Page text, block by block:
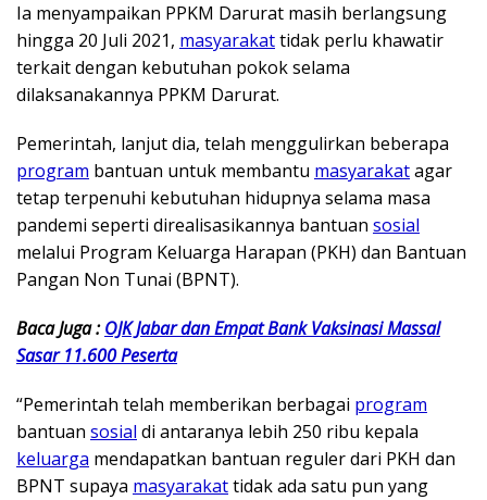
Ia menyampaikan PPKM Darurat masih berlangsung
hingga 20 Juli 2021, masyarakattidak perlu khawatir
terkait dengan kebutuhan pokok selama
dilaksanakannya PPKM Darurat.
Pemerintah, lanjut dia, telah menggulirkan beberapa
program bantuan untuk membantu masyarakatagar
tetap terpenuhi kebutuhan hidupnya selama masa
pandemi seperti direalisasikannya bantuan sosial
melalui Program Keluarga Harapan (PKH) dan Bantuan
Pangan Non Tunai (BPNT).
Baca Juga :OJK Jabar dan Empat Bank Vaksinasi Massal
Sasar 11.600 Peserta
“Pemerintah telah memberikan berbagai program
bantuan sosial di antaranya lebih 250 ribu kepala
keluarga mendapatkan bantuan reguler dari PKH dan
BPNT supaya masyarakattidak ada satu pun yang